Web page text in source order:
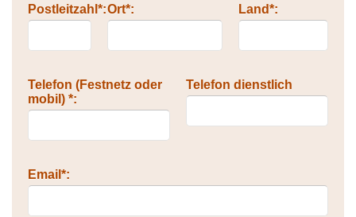
Postleitzahl*:Ort*: Land*:
Telefon (Festnetz oder
mobil) *:
Telefon dienstlich
Email*: